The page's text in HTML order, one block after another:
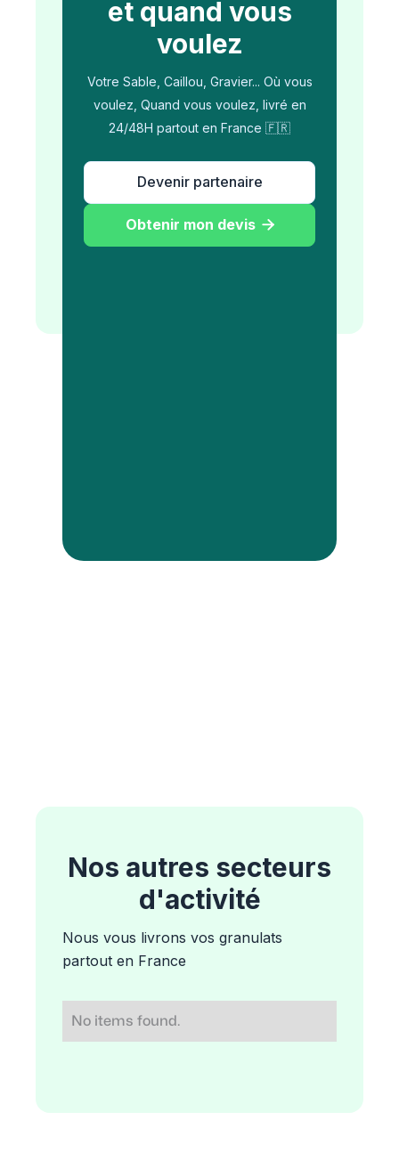
et quand vous
voulez
Votre Sable, Caillou, Gravier... Où vous
voulez, Quand vous voulez, livré en
24/48H partout en France 🇫🇷
Devenir partenaire
Obtenir mon devis 
Nos autres secteurs
d'activité
Nous vous livrons vos granulats
partout en France
No items found.